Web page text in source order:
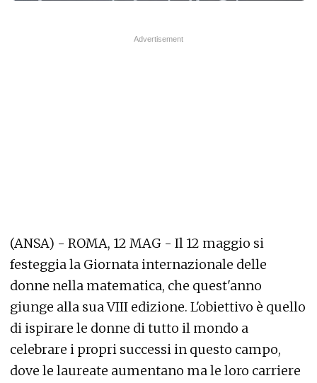
(ANSA) - ROMA, 12 MAG - Il 12 maggio si
festeggia la Giornata internazionale delle
donne nella matematica, che quest'anno
giunge alla sua VIII edizione. L'obiettivo è quello
di ispirare le donne di tutto il mondo a
celebrare i propri successi in questo campo,
dove le laureate aumentano ma le loro carriere